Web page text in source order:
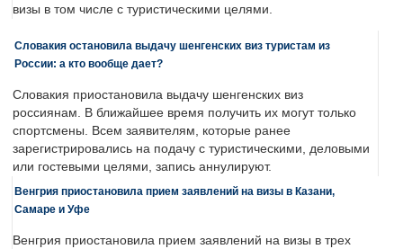
визы в том числе с туристическими целями.
Словакия остановила выдачу шенгенских виз туристам из
России: а кто вообще дает?
Словакия приостановила выдачу шенгенских виз
россиянам. В ближайшее время получить их могут только
спортсмены. Всем заявителям, которые ранее
зарегистрировались на подачу с туристическими, деловыми
или гостевыми целями, запись аннулируют.
Венгрия приостановила прием заявлений на визы в Казани,
Самаре и Уфе
Венгрия приостановила прием заявлений на визы в трех